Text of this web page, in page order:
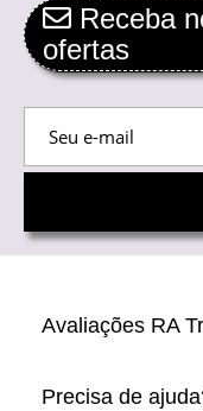
Receba
ofertas
Avaliações RA
Precisa de